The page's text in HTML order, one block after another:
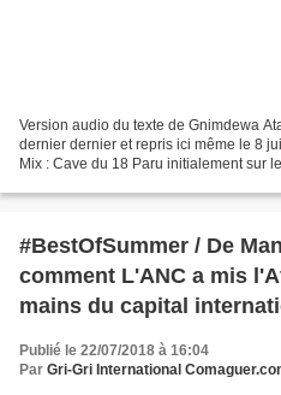
Version audio du texte de Gnimdewa
dernier dernier et repris ici même le 8
Mix : Cave du 18 Paru initialement sur
#BestOfSummer / De
comment L'ANC a mis
mains du capital
Publié le 22/07/2018 à 16:04
Par Gri-Gri International